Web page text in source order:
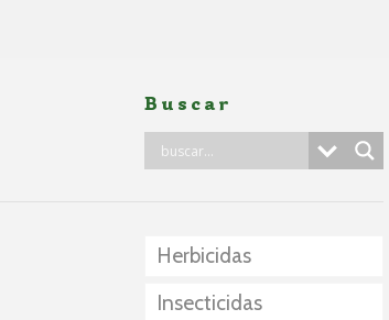
Buscar
Herbicidas
Insecticidas